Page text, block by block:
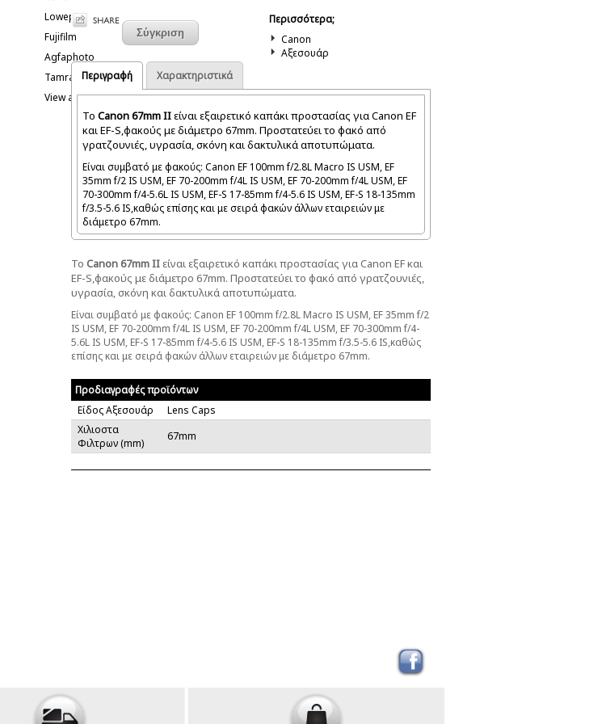
Lowepro
Fujifilm
Agfaphoto
Tamrac
View all
Περισσότερα;
Canon
Αξεσουάρ
Περιγραφή
Χαρακτηριστικά
Το Canon 67mm IIείναιεξαιρετικό καπάκι προστασίας για Canon EF
και EF-S,φακούς μεδιάμετρο 67mm. Προστατεύειτο φακό από
γρατζουνιές,υγρασία,σκόνη και δακτυλικά αποτυπώματα.
Είναι συμβατό με φακούς: Canon EF 100mm f/2.8L Macro IS USM, EF
35mm f/2 IS USM, EF 70-200mm f/4L IS USM, EF 70-200mm f/4L USM, EF
70-300mm f/4-5.6L IS USM, EF-S 17-85mm f/4-5.6 IS USM, EF-S 18-135mm
f/3.5-5.6 IS,καθώς επίσης και με σειρά φακών άλλων εταιρειών με
διάμετρο 67mm.
Το Canon 67mm II είναι εξαιρετικό καπάκι προστασίας για Canon EFκαι
EF-S,φακούς με διάμετρο 67mm. Προστατεύειτο φακό από γρατζουνιές,
υγρασία,σκόνη και δακτυλικά αποτυπώματα.
Είναι συμβατό με φακούς: Canon EF 100mm f/2.8L Macro IS USM, EF 35mm f/2
IS USM, EF 70-200mm f/4L IS USM, EF 70-200mm f/4L USM, EF 70-300mm f/4-
5.6L IS USM, EF-S 17-85mm f/4-5.6 IS USM, EF-S 18-135mm f/3.5-5.6 IS,καθώς
επίσης και με σειρά φακών άλλων εταιρειών με διάμετρο 67mm.
Προδιαγραφές προϊόντων
Είδος Αξεσουάρ
Lens Caps
Χιλιοστα
Φιλτρων (mm)
67mm